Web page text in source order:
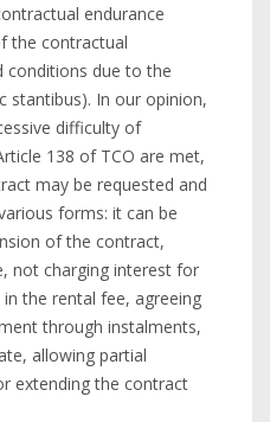
endurance
the contractual
conditions due to the
stantibus). In our opinion,
difficulty of
138 of TCO are met,
may be requested and
forms: it can be
of the contract,
not charging interest for
the rental fee, agreeing
through instalments,
allowing partial
extending the contract